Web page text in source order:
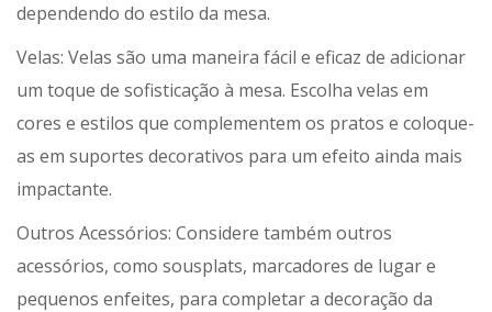
dependendo do estilo da mesa.
Velas: Velas são uma maneira fácil e eficaz de adicionar
um toque de sofisticação à mesa. Escolha velas em
cores e estilos que complementem os pratos e coloque-
as em suportes decorativos para um efeito ainda mais
impactante.
Outros Acessórios: Considere também outros
acessórios, como sousplats, marcadores de lugar e
pequenos enfeites, para completar a decoração da